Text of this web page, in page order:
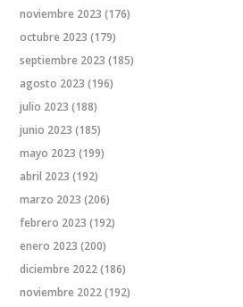
noviembre 2023 (176)
octubre 2023 (179)
septiembre 2023 (185)
agosto 2023 (196)
julio 2023 (188)
junio 2023 (185)
mayo 2023 (199)
abril 2023 (192)
marzo 2023 (206)
febrero 2023 (192)
enero 2023 (200)
diciembre 2022(186)
noviembre 2022(192)